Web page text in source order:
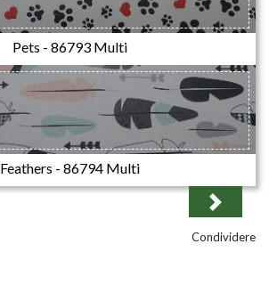
Pets - 86793 Multi
Feathers - 86794 Multi
Next
Condividere